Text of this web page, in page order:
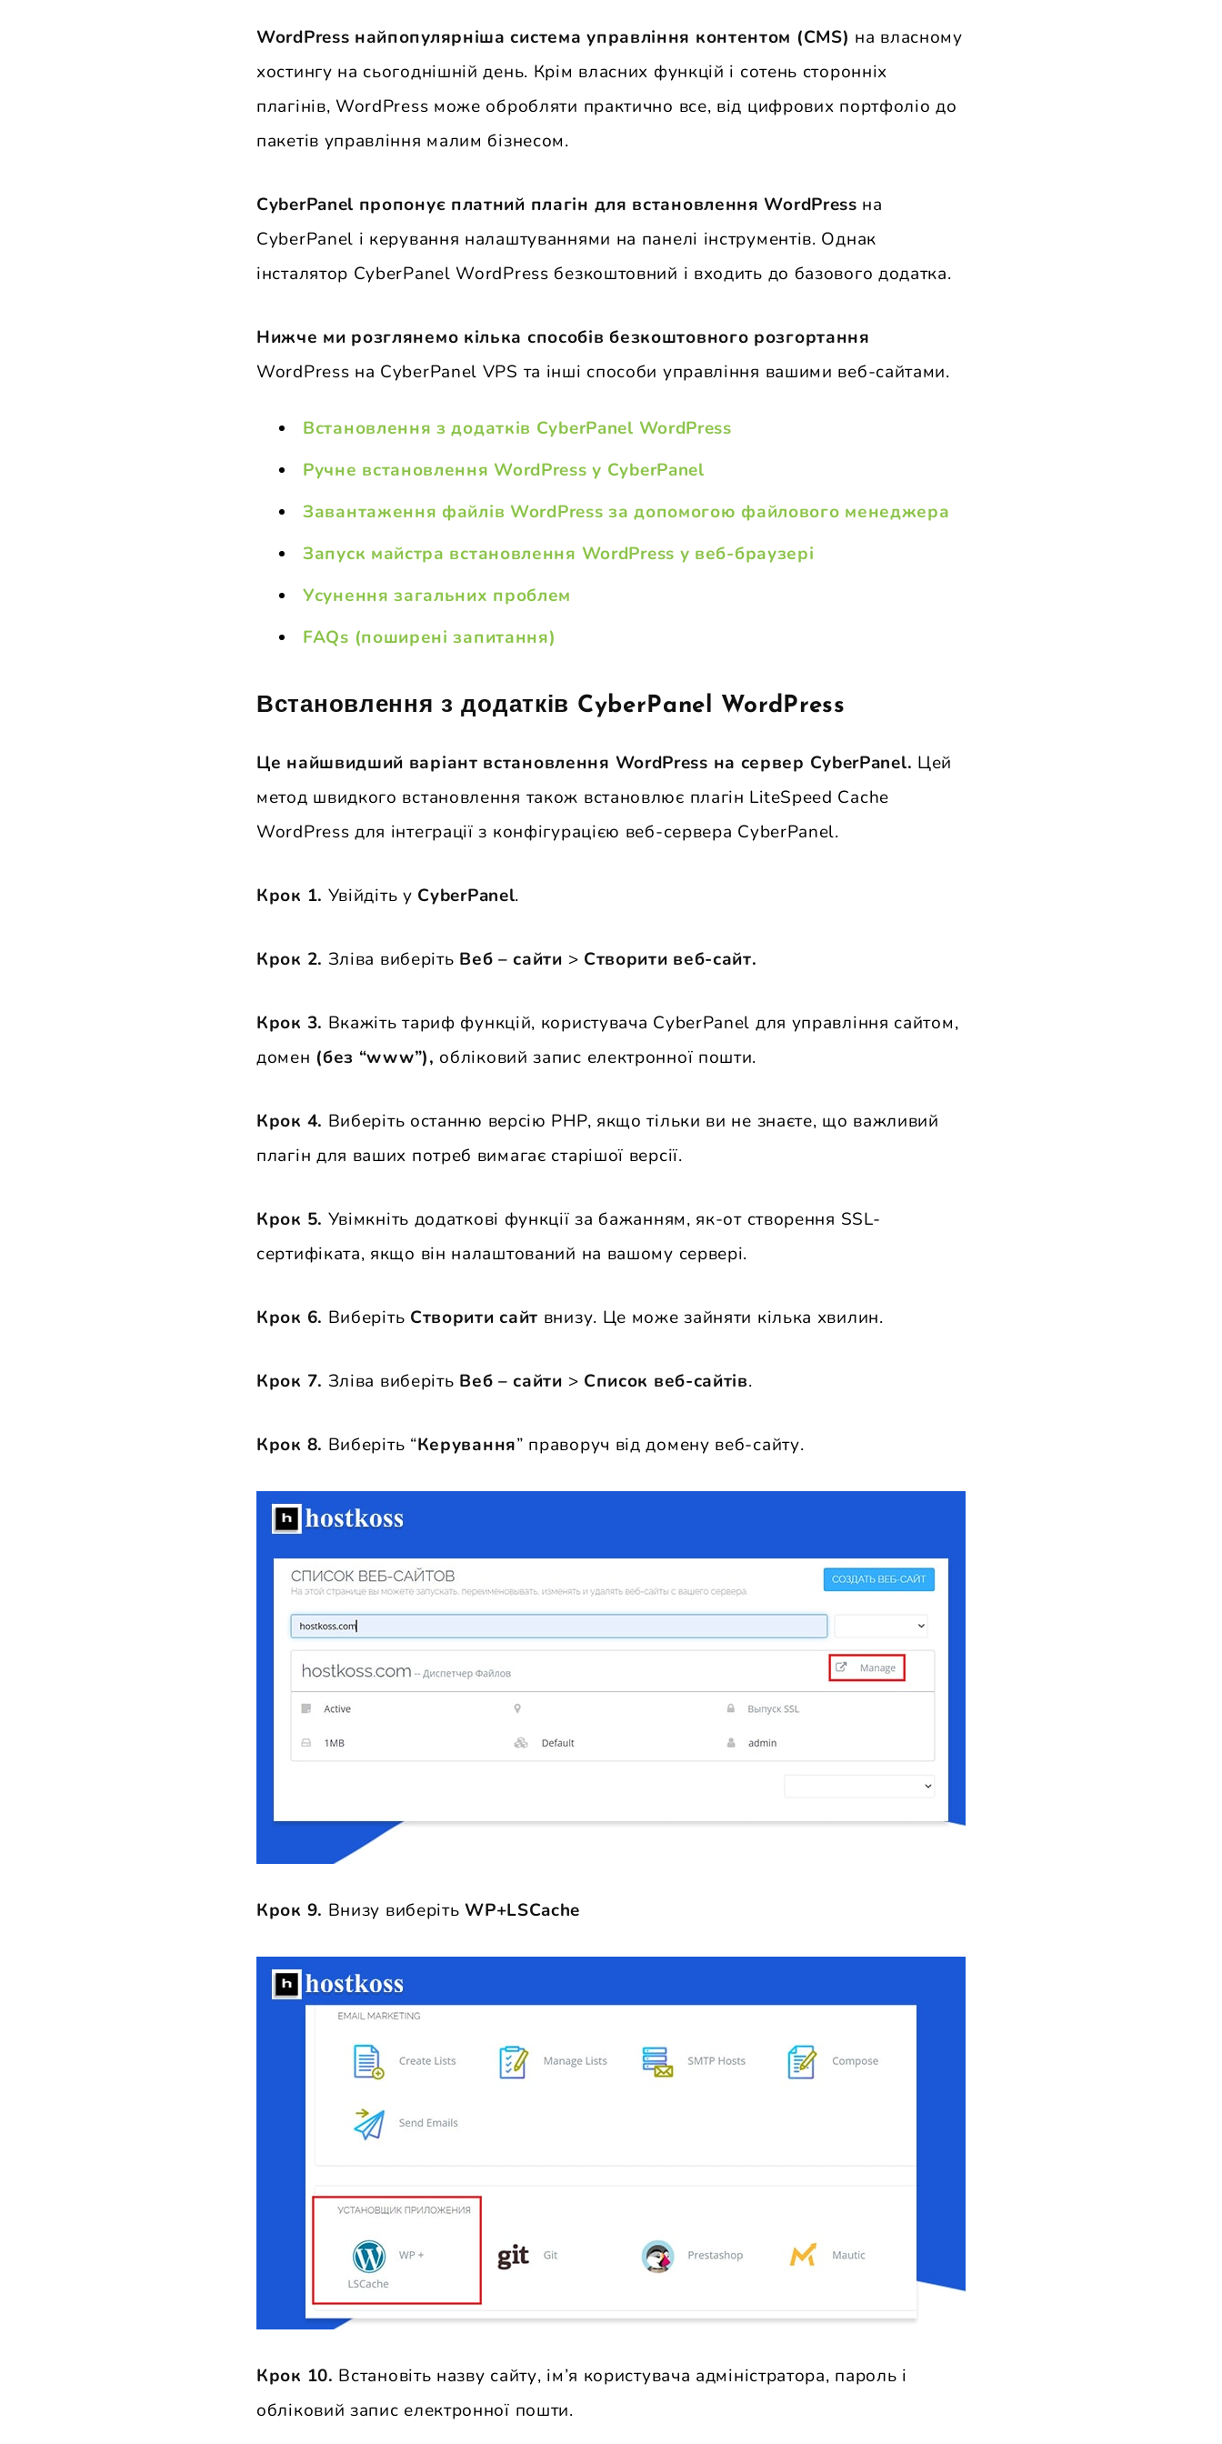
WordPress найпопулярніша система управління контентом (CMS) на власному
хостингу на сьогоднішній день. Крім власних функцій і сотень сторонніх
плагінів, WordPress може обробляти практично все, від цифрових портфоліо до
пакетів управління малим бізнесом.
CyberPanel пропонує платний плагін для встановлення WordPress на
CyberPanel і керування налаштуваннями на панелі інструментів. Однак
інсталятор CyberPanel WordPress безкоштовний і входить до базового додатка.
Нижче ми розглянемо кілька способів безкоштовного розгортання
WordPress на CyberPanel VPS та інші способи управління вашими веб-сайтами.
Встановлення з додатків CyberPanel WordPress
Ручне встановлення WordPress у CyberPanel
Завантаження файлів WordPress за допомогою файлового менеджера
Запуск майстра встановлення WordPress у веб-браузері
Усунення загальних проблем
FAQs (поширені запитання)
Встановлення з додатків CyberPanel WordPress
Це найшвидший варіант встановлення WordPress на сервер CyberPanel. Цей
метод швидкого встановлення також встановлює плагін LiteSpeed Cache
WordPress для інтеграції з конфігурацією веб-сервера CyberPanel.
Крок 1. Увійдіть у CyberPanel.
Крок 2. Зліва виберіть Веб – сайти > Створити веб-сайт.
Крок 3. Вкажіть тариф функцій, користувача CyberPanel для управління сайтом,
домен (без “www”), обліковий запис електронної пошти.
Крок 4. Виберіть останню версію PHP, якщо тільки ви не знаєте, що важливий
плагін для ваших потреб вимагає старішої версії.
Крок 5. Увімкніть додаткові функції за бажанням, як-от створення SSL-
сертифіката, якщо він налаштований на вашому сервері.
Крок 6. Виберіть Створити сайт внизу. Це може зайняти кілька хвилин.
Крок 7. Зліва виберіть Веб – сайти > Список веб-сайтів.
Крок 8. Виберіть “Керування” праворуч від домену веб-сайту.
Крок 9. Внизу виберітьWP+LSCache
Крок 10. Встановіть назву сайту, ім’я користувача адміністратора, пароль і
обліковий запис електронної пошти.